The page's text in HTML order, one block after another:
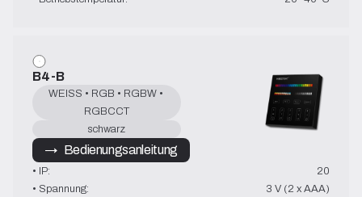
B4-B
WEISS • RGB • RGBW •
RGBCCT
schwarz
→   Bedienungsanleitung
• IP:
20
• Spannung:
3 V (2 x AAA)